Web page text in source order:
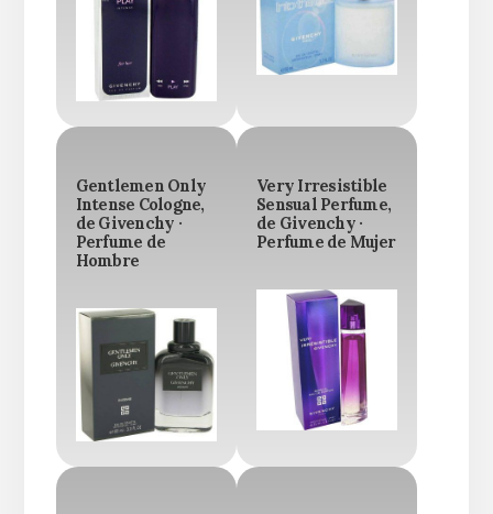
Gentlemen Only
Intense Cologne,
de Givenchy ·
Perfume de
Hombre
Very Irresistible
Sensual Perfume,
de Givenchy ·
Perfume de Mujer